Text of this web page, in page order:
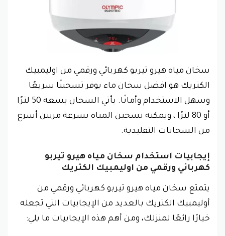
سخان مياه هيرو تيربو كهربائي ورقمي من اوليمبيك
الكتريك هو افضل سخان ماء يوفر تسخينًا سريعًا
وسهل الاستخدام وأمانًا. يأتي السخان بسعة 50 لترًا
أو 80 لترًا ، ويمكنه تسخين المياه بسرعة مرتين أسرع
من السخانات التقليدية.
إيجابيات استخدام سخان مياه هيرو تيربو
كهربائي ورقمي من اوليمبيك الكتريك
يتمتع سخان مياه هيرو تيربو كهربائي ورقمي من
أوليمبيك الكتريك بالعديد من الإيجابيات التي تجعله
خيارًا رائعًا لمنزلك، ومن أهم هذه الإيجابيات ما يلي: